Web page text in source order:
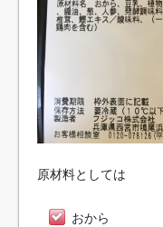
原材料としては
おから